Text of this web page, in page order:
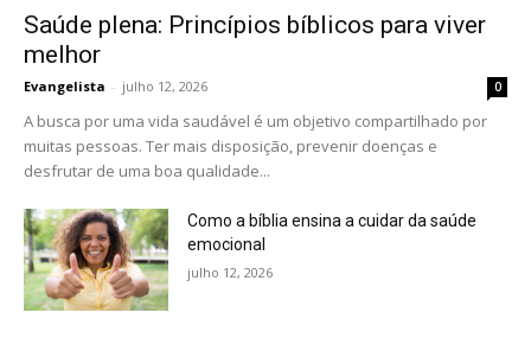
Saúde plena: Princípios bíblicos para viver
melhor
Evangelista - julho 12, 2026 0
A busca por uma vida saudável é um objetivo compartilhado por
muitas pessoas. Ter mais disposição, prevenir doenças e
desfrutar de uma boa qualidade...
Como a bíblia ensina a cuidar da saúde
emocional
julho 12, 2026